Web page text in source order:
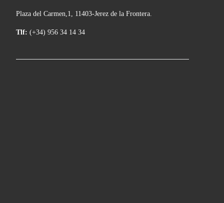
Plaza del Carmen,1, 11403-Jerez de la Frontera.
Tlf: (+34) 956 34 14 34